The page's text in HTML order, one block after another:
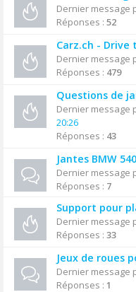
Dernier message
Réponses : 52
Carz.ch - Drive
Dernier message
Réponses : 479
Questions de
Dernier message
20:26
Réponses : 43
Jantes BMW 540
Dernier message
Réponses : 7
Support pour
Dernier message
Réponses : 33
Jeux de roues
Dernier message
Réponses : 1